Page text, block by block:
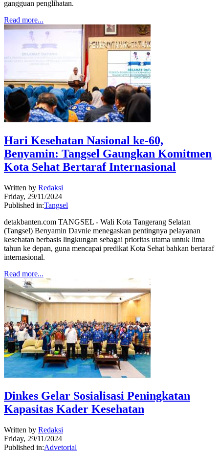
gangguan penglihatan.
Read more...
Hari Kesehatan Nasional ke-60,
Benyamin: Tangsel Gaungkan Komitmen
Kota Sehat Bertaraf Internasional
Written by Redaksi
Friday, 29/11/2024
Published in:Tangsel
detakbanten.com TANGSEL - Wali Kota Tangerang Selatan
(Tangsel) Benyamin Davnie menegaskan pentingnya pelayanan
kesehatan berbasis lingkungan sebagai prioritas utama untuk lima
tahun ke depan, guna mencapai predikat Kota Sehat bahkan bertaraf
internasional.
Read more...
Dinkes Gelar Sosialisasi Peningkatan
Kapasitas Kader Kesehatan
Written by Redaksi
Friday, 29/11/2024
Published in:Advetorial